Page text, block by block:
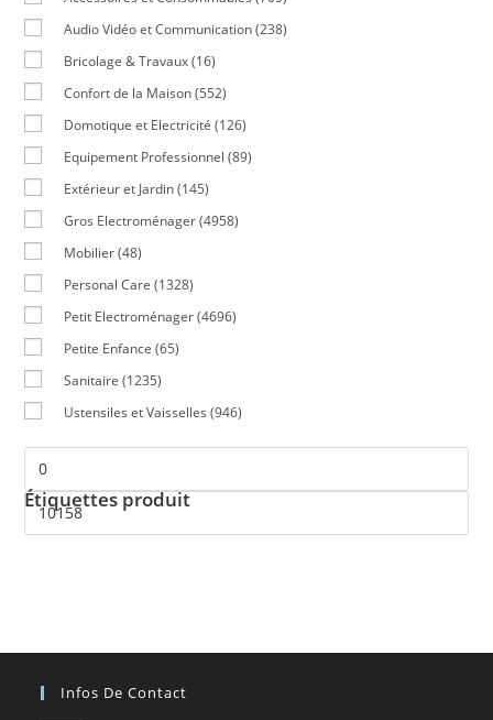
Audio Vidéo et Communication (238)
Bricolage & Travaux (16)
Confort de la Maison (552)
Domotique et Electricité (126)
Equipement Professionnel (89)
Extérieur et Jardin (145)
Gros Electroménager (4958)
Mobilier (48)
Personal Care (1328)
Petit Electroménager (4696)
Petite Enfance (65)
Sanitaire (1235)
Ustensiles et Vaisselles (946)
Étiquettes produit
Infos De Contact